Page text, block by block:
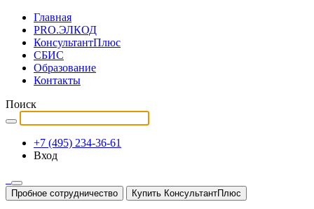
Главная
PRO.ЭЛКОД
КонсультантПлюс
СБИС
Образование
Контакты
Поиск
+7 (495) 234-36-61
Вход
Пробное сотрудничество Купить КонсультантПлюс